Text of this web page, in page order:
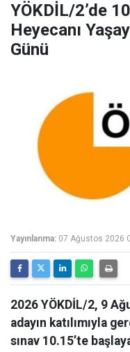
YÖKDİL/2’de
Heyecanı
Günü
Yayınlanma: 07 Ağustos 2026
2026 YÖKDİL/2, 9
adayın katılımıyla
sınav 10.15’te